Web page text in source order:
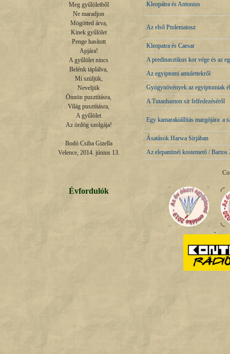
Meg gyűlöletből
Ne maradjon
Mögötted árva,
Kinek gyűlölet
Penge hasított
Apjára!
A gyűlölet nincs
Belénk táplálva,
Mi szüljük,
Neveljük
Önnön pusztításra,
Világ pusztításra,
A gyűlölet
Az ördög szolgája!
Bodó Csiba Gizella
Velence, 2014. június 13.
Évfordulók
Kleopátra és Antonius
Az első Ptolemaiosz
Kleopatra és Caesar
A predinasztikus kor vége és az
Az egyiptomi amulettekről
Gyógynövények az egyiptomiak
A Tutanhamon sír felfedezéséről
Egy kamarakiállítás margójára: a
Ásatások Harwa Sírjában
Az elepantinéi kostemető / Bartos